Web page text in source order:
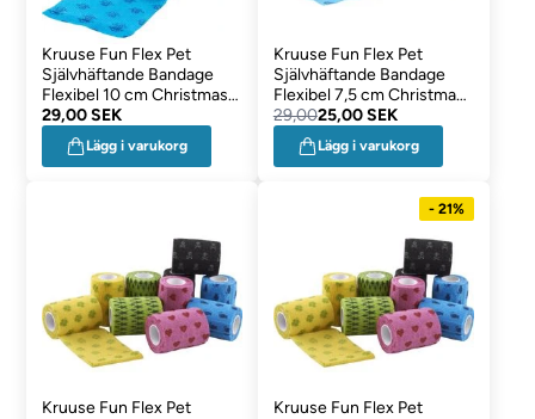
Kruuse Fun Flex Pet
Självhäftande Bandage
Flexibel 10 cm Christmas
Julkul
29,00 SEK
Lägg i varukorg
Kruuse Fun Flex Pet
Självhäftande Bandage
Flexibel 7,5 cm Christmas
Julkul
29,0025,00 SEK
Lägg i varukorg
Kruuse Fun Flex Pet
- 21%
Kruuse Fun Flex Pet